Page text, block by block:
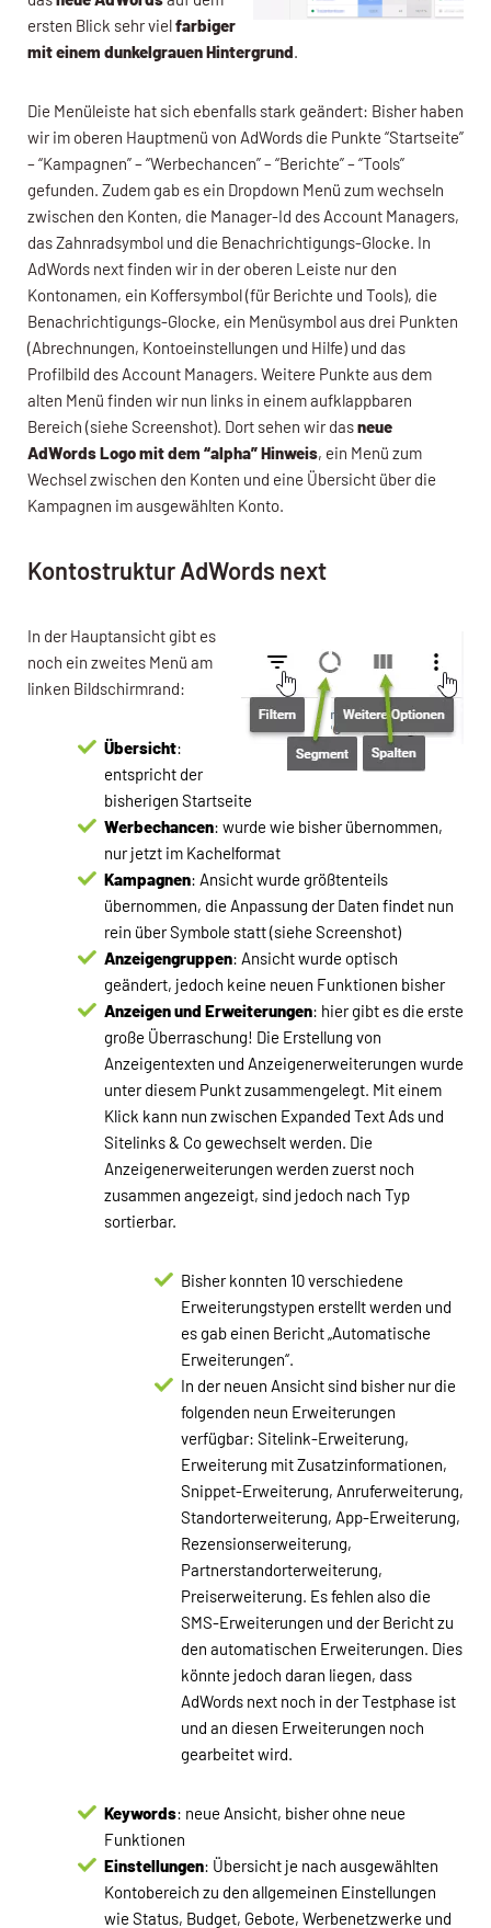
ersten Blick sehr vielfarbiger
mit einem dunkelgrauen Hintergrund.
Die Menüleiste hat sich ebenfalls stark geändert: Bisher haben
wir im oberen Hauptmenü von AdWords die Punkte “Startseite”
– “Kampagnen” – “Werbechancen” – “Berichte” – “Tools”
gefunden. Zudem gab es ein Dropdown Menü zum wechseln
zwischen den Konten, die Manager-Id des Account Managers,
das Zahnradsymbol und die Benachrichtigungs-Glocke. In
AdWords next finden wir in der oberen Leiste nur den
Kontonamen, ein Koffersymbol (für Berichte und Tools), die
Benachrichtigungs-Glocke, ein Menüsymbol aus drei Punkten
(Abrechnungen, Kontoeinstellungen und Hilfe) und das
Profilbild des Account Managers. Weitere Punkte aus dem
alten Menü finden wir nun links in einem aufklappbaren
Bereich (siehe Screenshot). Dort sehen wir dasneue
AdWords Logo mit dem “alpha” Hinweis, ein Menü zum
Wechsel zwischen den Konten und eine Übersicht über die
Kampagnen im ausgewählten Konto.
Kontostruktur AdWords next
In der Hauptansicht gibt es
noch ein zweites Menü am
linken Bildschirmrand:
Übersicht:
entspricht der
bisherigen Startseite
Werbechancen: wurde wie bisher übernommen,
nur jetzt im Kachelformat
Kampagnen: Ansicht wurde größtenteils
übernommen, die Anpassung der Daten findet nun
rein über Symbole statt (siehe Screenshot)
Anzeigengruppen: Ansicht wurde optisch
geändert, jedoch keine neuen Funktionen bisher
Anzeigen und Erweiterungen: hier gibt es die erste
große Überraschung! Die Erstellung von
Anzeigentexten und Anzeigenerweiterungen wurde
unter diesem Punkt zusammengelegt. Mit einem
Klick kann nun zwischen Expanded Text Ads und
Sitelinks & Co gewechselt werden. Die
Anzeigenerweiterungen werden zuerst noch
zusammen angezeigt, sind jedoch nach Typ
sortierbar.
Bisher konnten 10 verschiedene
Erweiterungstypen erstellt werden und
es gab einen Bericht „Automatische
Erweiterungen“.
In der neuen Ansicht sind bisher nur die
folgenden neun Erweiterungen
verfügbar: Sitelink-Erweiterung,
Erweiterung mit Zusatzinformationen,
Snippet-Erweiterung, Anruferweiterung,
Standorterweiterung, App-Erweiterung,
Rezensionserweiterung,
Partnerstandorterweiterung,
Preiserweiterung. Es fehlen also die
SMS-Erweiterungen und der Bericht zu
den automatischen Erweiterungen. Dies
könnte jedoch daran liegen, dass
AdWords next noch in der Testphase ist
und an diesen Erweiterungen noch
gearbeitet wird.
Keywords: neue Ansicht, bisher ohne neue
Funktionen
Einstellungen: Übersicht je nach ausgewählten
Kontobereich zu den allgemeinen Einstellungen
wie Status, Budget, Gebote, Werbenetzwerke und